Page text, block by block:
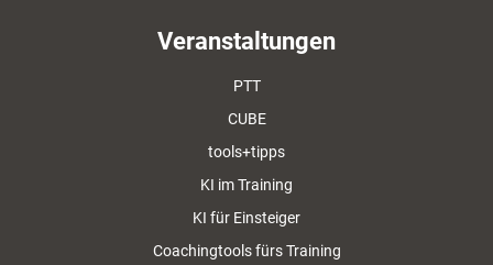
Veranstaltungen
PTT
CUBE
tools+tipps
KI im Training
KI für Einsteiger
Coachingtools fürs Training